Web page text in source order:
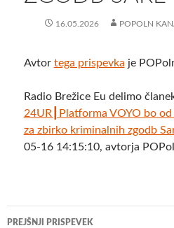
16.05.2026 POPOLN
Avtor tega prispevka je
Radio Brežice Eu delimo
24UR┃Platforma VOYO bo
za zbirko kriminalnih zgodb
05-16 14:15:10, avtorja
Krmarjenje
PREJŠNJI PRISPEVEK